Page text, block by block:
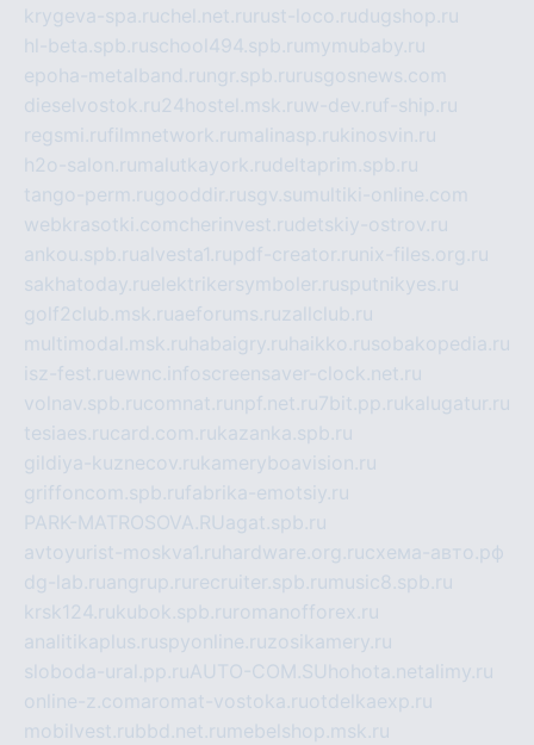
krygeva-spa.ruchel.net.ru rust-loco.rudugshop.ru
hl-beta.spb.ruschool494.spb.ru mymubaby.ru
epoha-metalband.ru ngr.spb.ru rusgosnews.com
dieselvostok.ru24hostel.msk.ruw-dev.ruf-ship.ru
regsmi.rufilmnetwork.ru malinasp.rukinosvin.ru
h2o-salon.ru malutkayork.rudeltaprim.spb.ru
tango-perm.rugooddir.rusgv.su multiki-online.com
webkrasotki.comcherinvest.rudetskiy-ostrov.ru
ankou.spb.rualvesta1.rupdf-creator.ru nix-files.org.ru
sakhatoday.ruelektrikersymboler.rusputnikyes.ru
golf2club.msk.ruaeforums.ruzallclub.ru
multimodal.msk.ru habaigry.ru haikko.rusobakopedia.ru
isz-fest.ruewnc.infoscreensaver-clock.net.ru
volnav.spb.rucomnat.ru npf.net.ru7bit.pp.rukalugatur.ru
tesiaes.rucard.com.rukazanka.spb.ru
gildiya-kuznecov.rukameryboavision.ru
griffoncom.spb.rufabrika-emotsiy.ru
PARK-MATROSOVA.RUagat.spb.ru
avtoyurist-moskva1.ru hardware.org.ruсхема-авто.рф
dg-lab.ruangrup.ru recruiter.spb.ru music8.spb.ru
krsk124.rukubok.spb.ru romanofforex.ru
analitikaplus.ruspyonline.ruzosikamery.ru
sloboda-ural.pp.ruAUTO-COM.SU hohota.netalimy.ru
online-z.comaromat-vostoka.ruotdelkaexp.ru
mobilvest.rubbd.net.ru mebelshop.msk.ru